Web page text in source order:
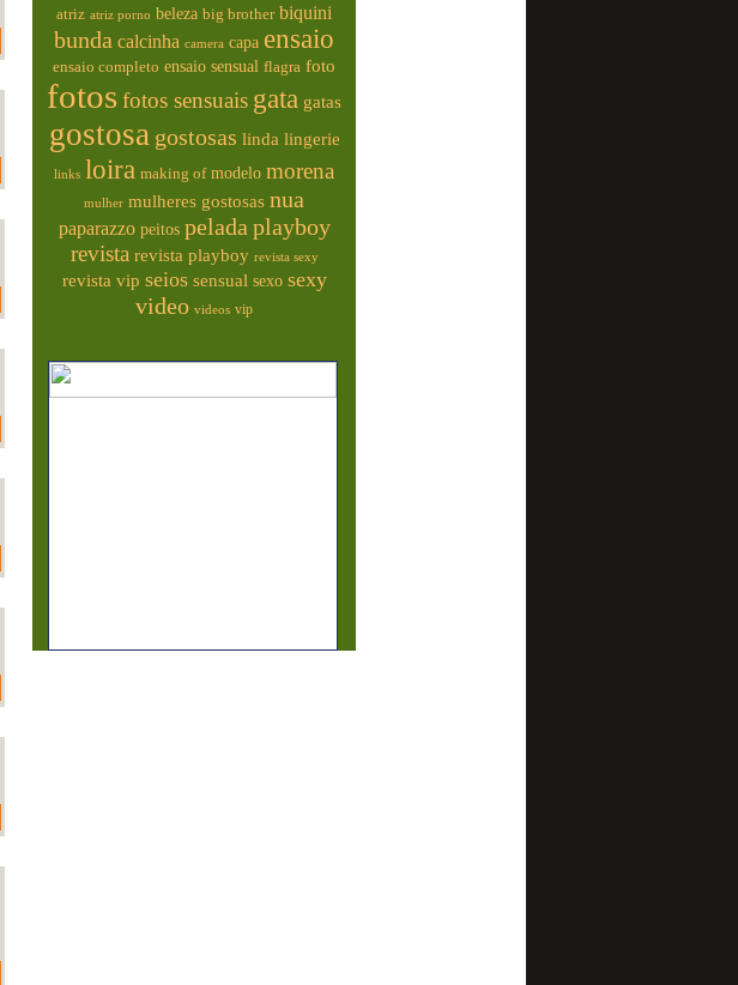
atriz atriz porno beleza big brother biquini
bunda calcinha camera capa ensaio
ensaio completo ensaio sensual flagra foto
fotosfotos sensuais gata gatas
gostosa gostosas linda lingerie
links loira making of modelo morena
mulher mulheres gostosas nua
paparazzo peitos pelada playboy
revista revista playboy revista sexy
revista vip seios sensual sexo sexy
video videos vip